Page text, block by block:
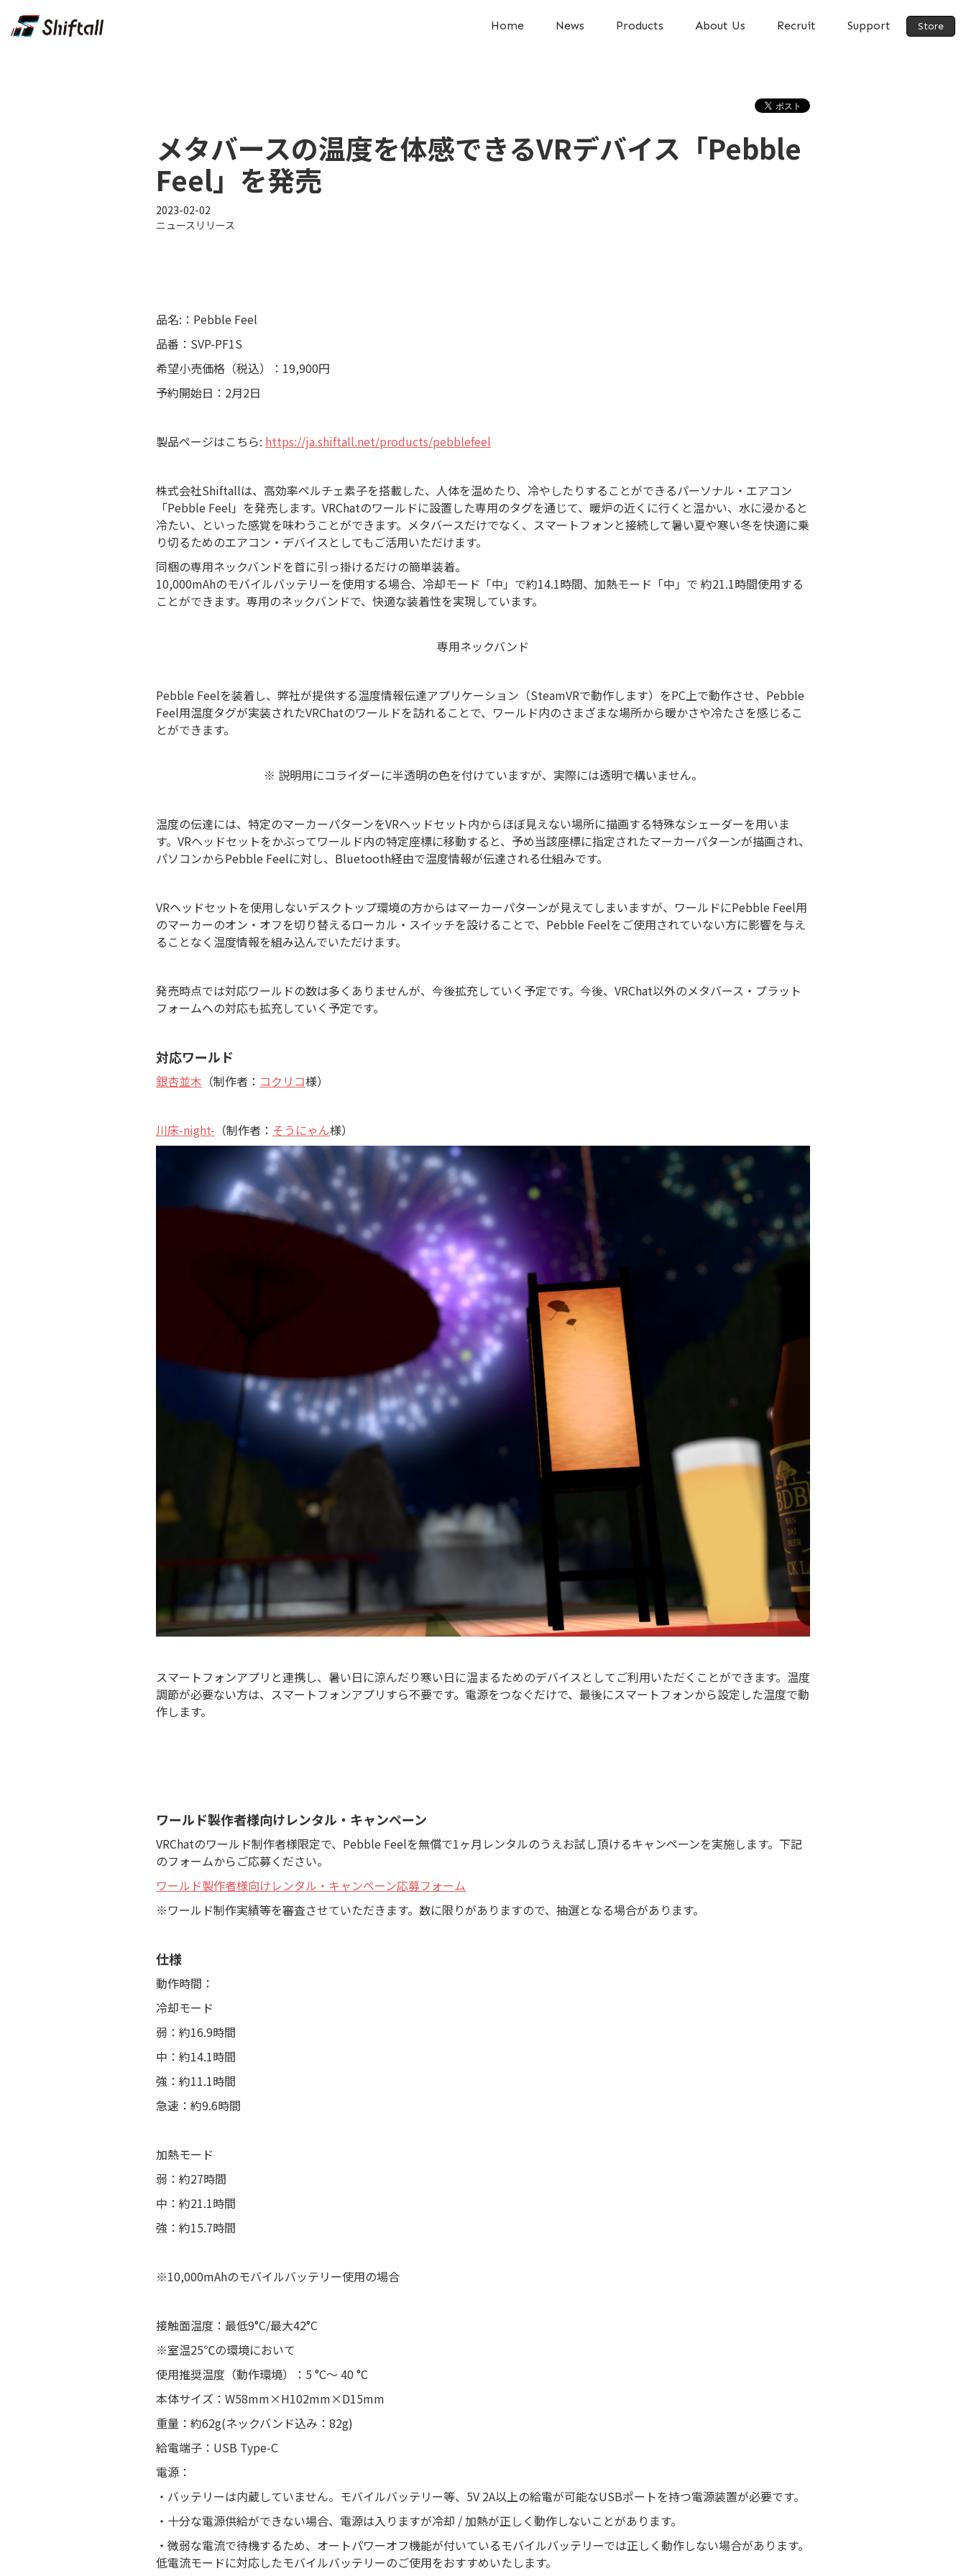
Home News Products About Us Recruit Support Store
メタバースの温度を体感できるVRデバイス「Pebble
Feel」を発売
2023-02-02
ニュースリリース
品名:：Pebble Feel
品番：SVP-PF1S
希望小売価格（税込）：19,900円
予約開始日：2月2日
製品ページはこちら: https://ja.shiftall.net/products/pebblefeel
株式会社Shiftallは、高効率ペルチェ素子を搭載した、人体を温めたり、冷やしたりすることができるパーソナル・エアコン
「Pebble Feel」を発売します。VRChatのワールドに設置した専用のタグを通じて、暖炉の近くに行くと温かい、水に浸かると
冷たい、といった感覚を味わうことができます。メタバースだけでなく、スマートフォンと接続して暑い夏や寒い冬を快適に乗
り切るためのエアコン・デバイスとしてもご活用いただけます。
同梱の専用ネックバンドを首に引っ掛けるだけの簡単装着。
10,000mAhのモバイルバッテリーを使用する場合、冷却モード「中」で約14.1時間、加熱モード「中」で 約21.1時間使用する
ことができます。専用のネックバンドで、快適な装着性を実現しています。
専用ネックバンド
Pebble Feelを装着し、弊社が提供する温度情報伝達アプリケーション（SteamVRで動作します）をPC上で動作させ、Pebble
Feel用温度タグが実装されたVRChatのワールドを訪れることで、ワールド内のさまざまな場所から暖かさや冷たさを感じるこ
とができます。
※ 説明用にコライダーに半透明の色を付けていますが、実際には透明で構いません。
温度の伝達には、特定のマーカーパターンをVRヘッドセット内からほぼ見えない場所に描画する特殊なシェーダーを用いま
す。VRヘッドセットをかぶってワールド内の特定座標に移動すると、予め当該座標に指定されたマーカーパターンが描画され、
パソコンからPebble Feelに対し、Bluetooth経由で温度情報が伝達される仕組みです。
VRヘッドセットを使用しないデスクトップ環境の方からはマーカーパターンが見えてしまいますが、ワールドにPebble Feel用
のマーカーのオン・オフを切り替えるローカル・スイッチを設けることで、Pebble Feelをご使用されていない方に影響を与え
ることなく温度情報を組み込んでいただけます。
発売時点では対応ワールドの数は多くありませんが、今後拡充していく予定です。今後、VRChat以外のメタバース・プラット
フォームへの対応も拡充していく予定です。
対応ワールド
銀杏並木 （制作者： コクリコ様）
川床-night- （制作者： そうにゃん様）
スマートフォンアプリと連携し、暑い日に涼んだり寒い日に温まるためのデバイスとしてご利用いただくことができます。温度
調節が必要ない方は、スマートフォンアプリすら不要です。電源をつなぐだけで、最後にスマートフォンから設定した温度で動
作します。
ワールド製作者様向けレンタル・キャンペーン
VRChatのワールド制作者様限定で、Pebble Feelを無償で1ヶ月レンタルのうえお試し頂けるキャンペーンを実施します。下記
のフォームからご応募ください。
ワールド製作者様向けレンタル・キャンペーン応募フォーム
※ワールド制作実績等を審査させていただきます。数に限りがありますので、抽選となる場合があります。
仕様
動作時間：
冷却モード
弱：約16.9時間
中：約14.1時間
強：約11.1時間
急速：約9.6時間
加熱モード
弱：約27時間
中：約21.1時間
強：約15.7時間
※10,000mAhのモバイルバッテリー使用の場合
接触面温度：最低9°C/最大42°C
※室温25℃の環境において
使用推奨温度（動作環境）：5 °C〜 40 °C
本体サイズ：W58mm×H102mm×D15mm
重量：約62g(ネックバンド込み：82g)
給電端子：USB Type-C
電源：
・バッテリーは内蔵していません。モバイルバッテリー等、5V 2A以上の給電が可能なUSBポートを持つ電源装置が必要です。
・十分な電源供給ができない場合、電源は入りますが冷却 / 加熱が正しく動作しないことがあります。
・微弱な電流で待機するため、オートパワーオフ機能が付いているモバイルバッテリーでは正しく動作しない場合があります。
低電流モードに対応したモバイルバッテリーのご使用をおすすめいたします。